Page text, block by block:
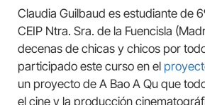
Claudia Guilbaud es estudiante de
CEIP Ntra. Sra. de la Fuencisla
decenas de chicas y chicos por
participado este curso en el
un proyecto de A Bao A Qu que
el cine y la producción